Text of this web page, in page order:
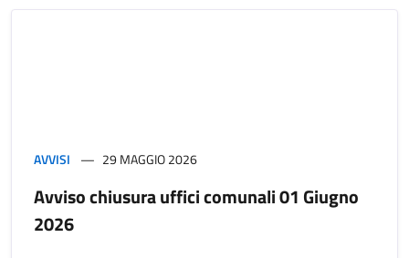
AVVISI 29 MAGGIO 2026
Avviso chiusura uffici comunali 01 Giugno
2026